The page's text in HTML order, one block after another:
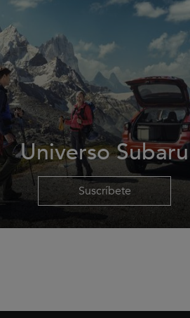
Universo Subaru
Suscríbete